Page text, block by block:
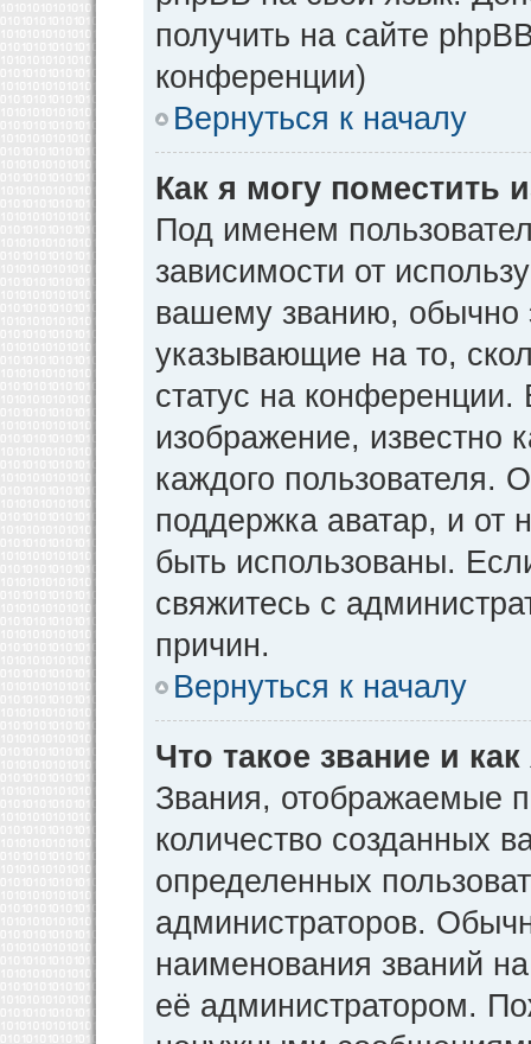
получить на сайте
конференции)
Вернуться к началу
Как я могу поместить
Под именем
зависимости от
вашему званию, обычно
указывающие на то,
статус на
изображение, известно
каждого пользователя.
поддержка аватар, и от
быть использованы.
свяжитесь с
причин.
Вернуться к началу
Что такое звание и
Звания, отображаемые
количество созданных
определенных
администраторов.
наименования званий
её администратором.